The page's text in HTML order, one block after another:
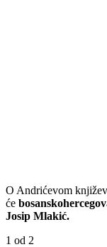
O Andrićevom
će
Josip Mlakić.
1 od 2